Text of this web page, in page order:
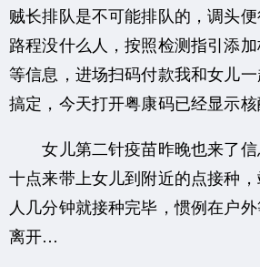
贼长排队是不可能排队的，调头
路程没什么人，按照检测指引添
等信息，进场扫码付款我和女儿
搞定，今天打开粤康码已经显示核
女儿第二针疫苗昨晚也来了信
十点来带上女儿到附近的点接种
人几分钟就接种完毕，惯例在户
离开…